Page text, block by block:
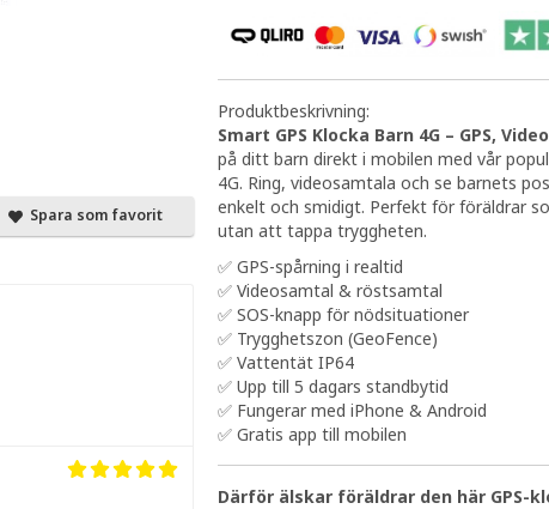
Produktbeskrivning:
Smart GPS Klocka Barn 4G – GPS,
på ditt barn direkt i mobilen med vår
4G. Ring, videosamtala och se barnets
enkelt och smidigt. Perfekt för föräldrar
utan att tappa tryggheten.
✅ GPS-spårning i realtid
✅ Videosamtal & röstsamtal
✅ SOS-knapp för nödsituationer
✅ Trygghetszon (GeoFence)
✅ Vattentät IP64
✅ Upp till 5 dagars standbytid
✅ Fungerar med iPhone & Android
✅ Gratis app till mobilen
Därför älskar föräldrar den här GPS-
Spara som favorit